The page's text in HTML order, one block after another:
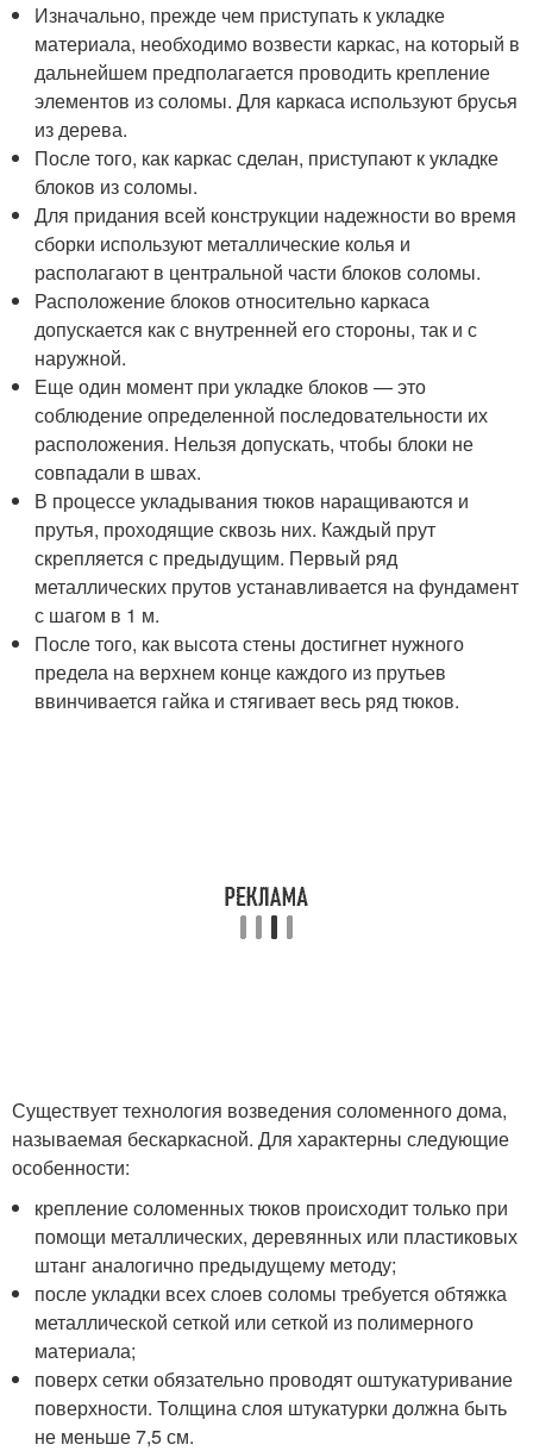
Изначально, прежде чем приступать к укладке
материала, необходимо возвести каркас, на который в
дальнейшем предполагается проводить крепление
элементов из соломы. Для каркаса используют брусья
из дерева.
После того, как каркас сделан, приступают к укладке
блоков из соломы.
Для придания всей конструкции надежности во время
сборки используют металлические колья и
располагают в центральной части блоков соломы.
Расположение блоков относительно каркаса
допускается как с внутренней его стороны, так и с
наружной.
Еще один момент при укладке блоков — это
соблюдение определенной последовательности их
расположения. Нельзя допускать, чтобы блоки не
совпадали в швах.
В процессе укладывания тюков наращиваются и
прутья, проходящие сквозь них. Каждый прут
скрепляется с предыдущим. Первый ряд
металлических прутов устанавливается на фундамент
с шагом в 1 м.
После того, как высота стены достигнет нужного
предела на верхнем конце каждого из прутьев
ввинчивается гайка и стягивает весь ряд тюков.
Существует технология возведения соломенного дома,
называемая бескаркасной. Для характерны следующие
особенности:
крепление соломенных тюков происходит только при
помощи металлических, деревянных или пластиковых
штанг аналогично предыдущему методу;
после укладки всех слоев соломы требуется обтяжка
металлической сеткой или сеткой из полимерного
материала;
поверх сетки обязательно проводят оштукатуривание
поверхности. Толщина слоя штукатурки должна быть
не меньше 7,5 см.